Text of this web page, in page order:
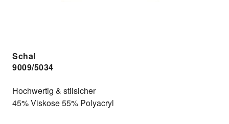
Schal
9009/5034
Hochwertig & stilsicher
45% Viskose 55% Polyacryl